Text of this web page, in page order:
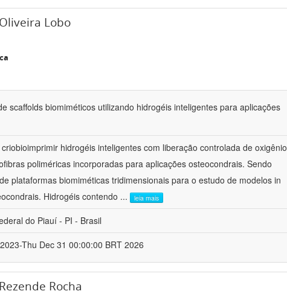
Lobo
scaffolds biomiméticos utilizando hidrogéis inteligentes para aplicações
hidrogéis inteligentes com liberação controlada de oxigênio
poliméricas incorporadas para aplicações osteocondrais. Sendo
plataformas biomiméticas tridimensionais para o estudo de modelos in
Hidrogéis contendo ... leia mais
do Piauí - PI - Brasil
Thu Dec 31 00:00:00 BRT 2026
Rocha